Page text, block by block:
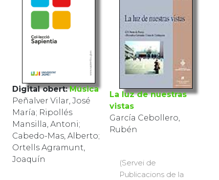
Digital obert:
Música
Peñalver Vilar, José
María; Ripollés
Mansilla, Antoni;
Cabedo-Mas, Alberto;
Ortells Agramunt,
Joaquín
La luz de nuestras
vistas
García Cebollero,
Rubén
Publicacions de la
Universitat